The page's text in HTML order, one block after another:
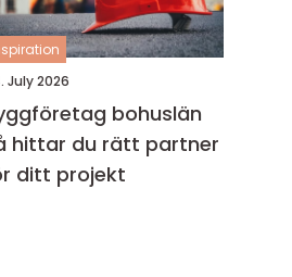
July 2026
bohuslän
hittar du rätt partner
ditt projekt